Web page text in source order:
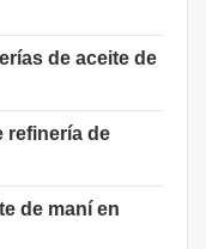
de aceite de
refinería de
de maní en